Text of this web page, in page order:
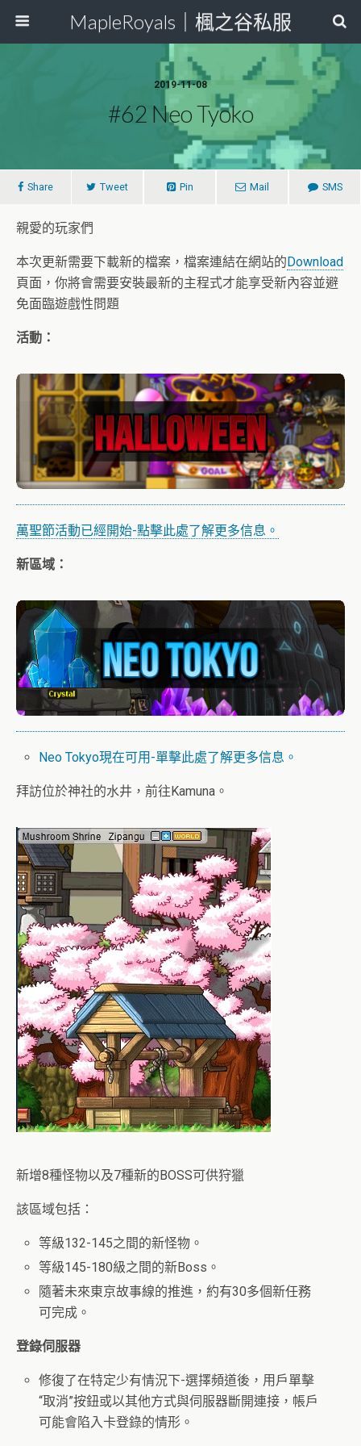
MapleRoyals｜楓之谷私服
2019-11-08
#62 Neo Tyoko
Share Tweet Pin Mail SMS
親愛的玩家們
本次更新需要下載新的檔案，檔案連結在網站的Download
頁面，你將會需要安裝最新的主程式才能享受新內容並避
免面臨遊戲性問題
活動：
萬聖節活動已經開始-點擊此處了解更多信息。
新區域：
Neo Tokyo現在可用-單擊此處了解更多信息。
拜訪位於神社的水井，前往Kamuna。
新增8種怪物以及7種新的BOSS可供狩獵
該區域包括：
等級132-145之間的新怪物。
等級145-180級之間的新Boss。
隨著未來東京故事線的推進，約有30多個新任務
可完成。
登錄伺服器
修復了在特定少有情況下-選擇頻道後，用戶單擊
“取消”按鈕或以其他方式與伺服器斷開連接，帳戶
可能會陷入卡登錄的情形。